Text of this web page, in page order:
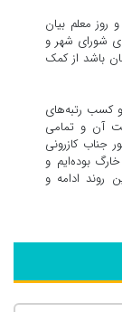
روز معلم بیان
شورای شهر و
باشد از کمک
و کسب رتبه‌های
آن و تمامی
جناب کازرونی
بوده‌ایم و
روند ادامه و